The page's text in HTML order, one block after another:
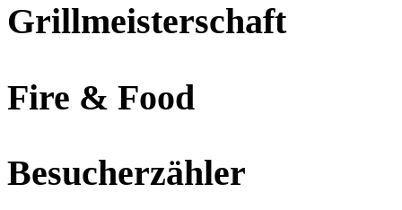
Grillmeisterschaft
Fire & Food
Besucherzähler